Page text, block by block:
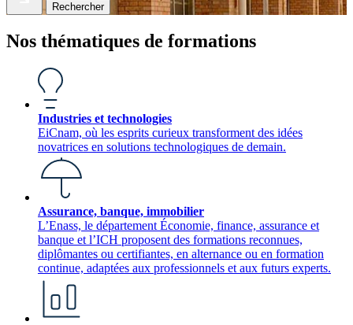
Rechercher
Nos thématiques de formations
Industries et technologies
EiCnam, où les esprits curieux transforment des idées
novatrices en solutions technologiques de demain.
Assurance, banque, immobilier
L’Enass, le département Économie, finance, assurance et
banque et l’ICH proposent des formations reconnues,
diplômantes ou certifiantes, en alternance ou en formation
continue, adaptées aux professionnels et aux futurs experts.